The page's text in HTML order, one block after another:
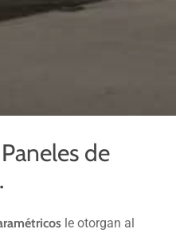
de
le otorgan al